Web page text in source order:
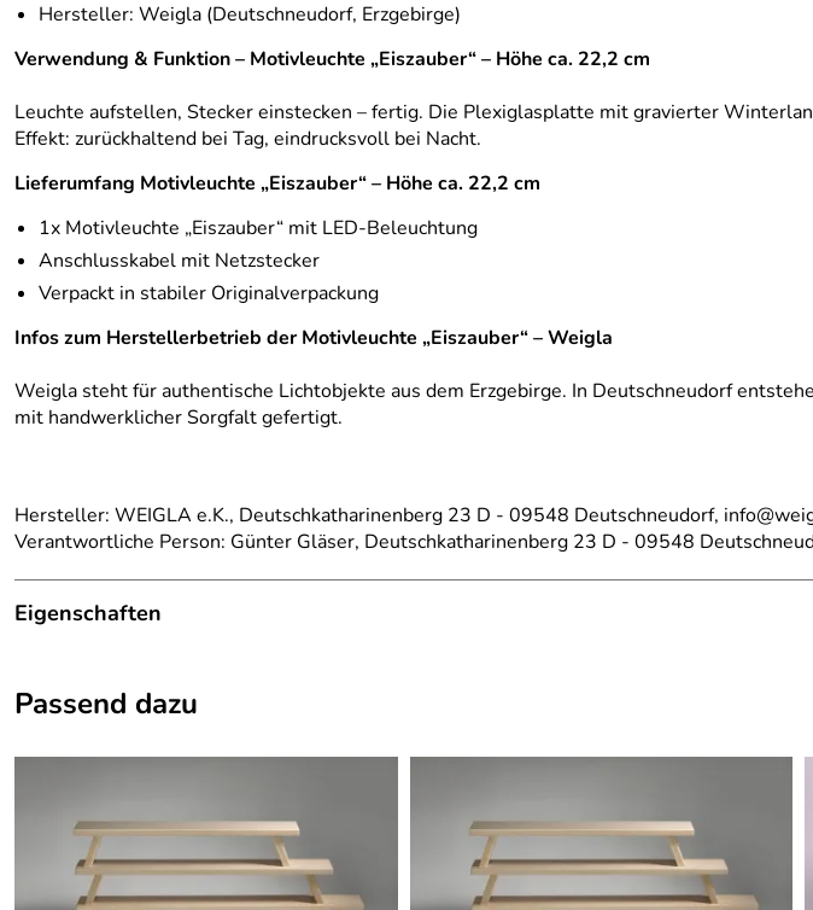
Hersteller: Weigla (Deutschneudorf, Erzgebirge)
Verwendung & Funktion – Motivleuchte „Eiszauber“ – Höhe ca. 22,2 cm
Leuchte aufstellen, Stecker einstecken – fertig. Die Plexiglasplatte mit gravierter
Effekt: zurückhaltend bei Tag, eindrucksvoll bei Nacht.
Lieferumfang Motivleuchte „Eiszauber“ – Höhe ca. 22,2 cm
1x Motivleuchte „Eiszauber“ mit LED-Beleuchtung
Anschlusskabel mit Netzstecker
Verpackt in stabiler Originalverpackung
Infos zum Herstellerbetrieb der Motivleuchte „Eiszauber“ – Weigla
Weigla steht für authentische Lichtobjekte aus dem Erzgebirge. In Deutschneudorf
mit handwerklicher Sorgfalt gefertigt.
Hersteller: WEIGLA e.K., Deutschkatharinenberg 23 D - 09548 Deutschneudorf,
Verantwortliche Person: Günter Gläser, Deutschkatharinenberg 23 D - 09548
Eigenschaften
Herstellungsort:
Hersteller:
Weigla Günter Gläser Leuchtenherstellung
Produktart:
Passend dazu